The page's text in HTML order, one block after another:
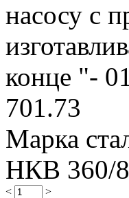
насосу с
конце "-
701.73
Марка
НКВ 360/
< >